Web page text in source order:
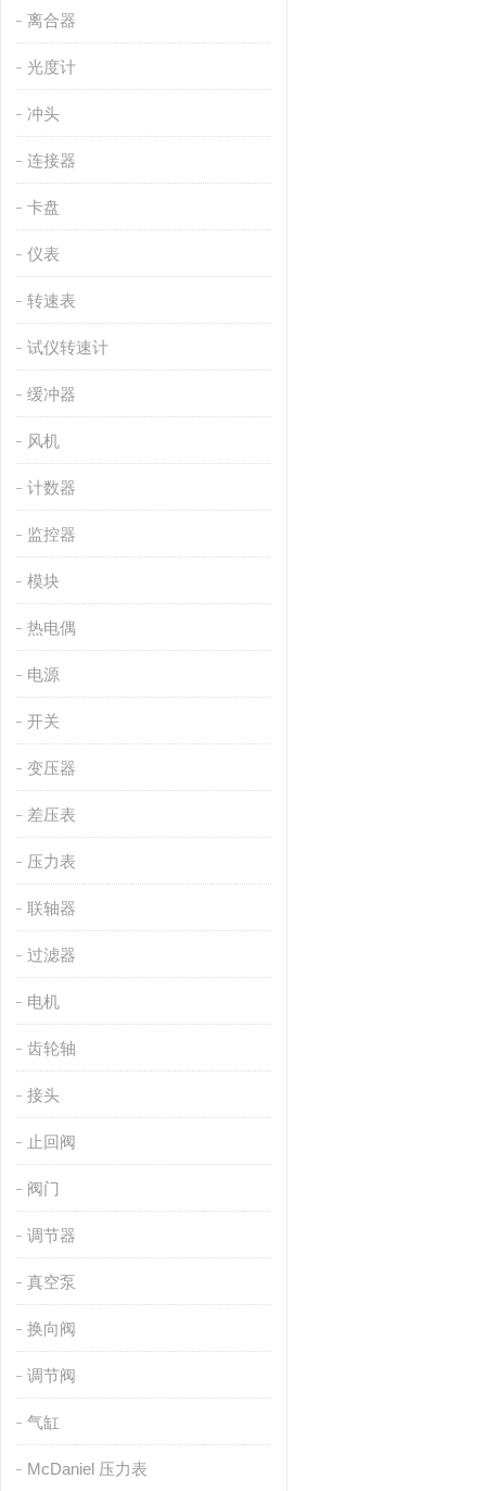
离合器
光度计
冲头
连接器
卡盘
仪表
转速表
试仪转速计
缓冲器
风机
计数器
监控器
模块
热电偶
电源
开关
变压器
差压表
压力表
联轴器
过滤器
电机
齿轮轴
接头
止回阀
阀门
调节器
真空泵
换向阀
调节阀
气缸
McDaniel 压力表